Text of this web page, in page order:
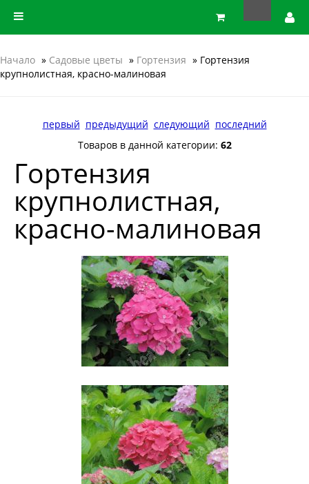
Начало » Садовые цветы » Гортензия » Гортензия
крупнолистная, красно-малиновая
первый предыдущий следующий последний
Товаров в данной категории: 62
Гортензия
крупнолистная,
красно-малиновая